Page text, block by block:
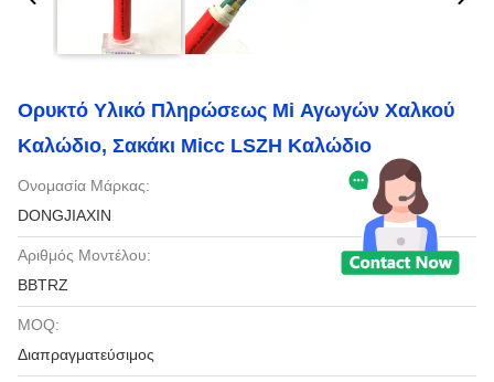
Ορυκτό Υλικό Πληρώσεως Mi Αγωγών Χαλκού
Καλώδιο, Σακάκι Micc LSZH Καλώδιο
Ονομασία Μάρκας:
DONGJIAXIN
Αριθμός Μοντέλου:
BBTRZ
MOQ:
Διαπραγματεύσιμος